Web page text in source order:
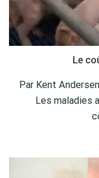
Le
Par Kent
Les maladies